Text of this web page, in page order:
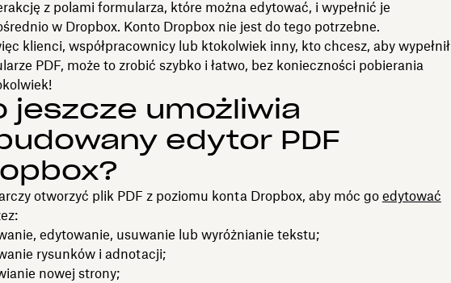
z polami formularza, które można edytować, i wypełnić je
w Dropbox. Konto Dropbox nie jest do tego potrzebne.
klienci, współpracownicy lub ktokolwiek inny, kto chcesz, aby wypełnił
PDF, może to zrobić szybko i łatwo, bez konieczności pobierania
jeszcze umożliwia
edytor PDF
otworzyć plik PDF z poziomu konta Dropbox, aby móc goedytować
edytowanie, usuwanie lub wyróżnianie tekstu;
rysunków i adnotacji;
nowej strony;